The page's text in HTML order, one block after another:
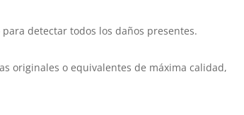
detectar todos los daños presentes.
originales o equivalentes de máxima calidad,